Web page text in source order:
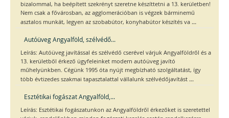
bizalommal, ha beépített szekrényt szeretne készíttetni a 13. kerületben!
Nem csak a fővárosban, az agglomerációban is végzek bárminemű
asztalos munkát, legyen az szobabútor, konyhabútor készítés va ...
Autóüveg Angyalföld, szélvédő...
Leírás: Autóüveg javítással és szélvédő cserével várjuk Angyalföldről és a
13. kerületből érkező ügyfeleinket modern autóüveg javító
műhelyünkben. Cégünk 1995 óta nyújt megbízható szolgáltatást, így
több évtizedes szakmai tapasztalattal vállalunk szélvédőjavítást ...
Esztétikai fogászat Angyalföld,...
Leírás: Esztétikai fogászatunkon az Angyalföldről érkezőket is szeretettel